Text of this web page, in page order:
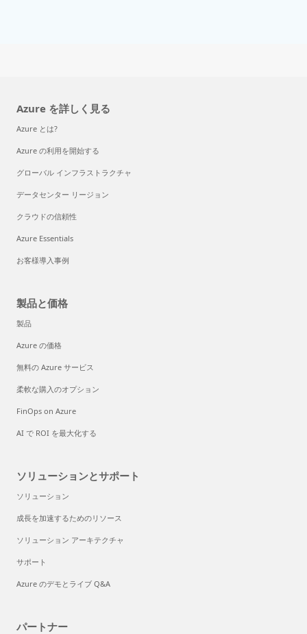
Azure を詳しく見る
Azure とは?
Azure の利用を開始する
グローバル インフラストラクチャ
データセンター リージョン
クラウドの信頼性
Azure Essentials
お客様導入事例
製品と価格
製品
Azure の価格
無料の Azure サービス
柔軟な購入のオプション
FinOps on Azure
AI で ROI を最大化する
ソリューションとサポート
ソリューション
成長を加速するためのリソース
ソリューション アーキテクチャ
サポート
Azure のデモとライブ Q&A
パートナー